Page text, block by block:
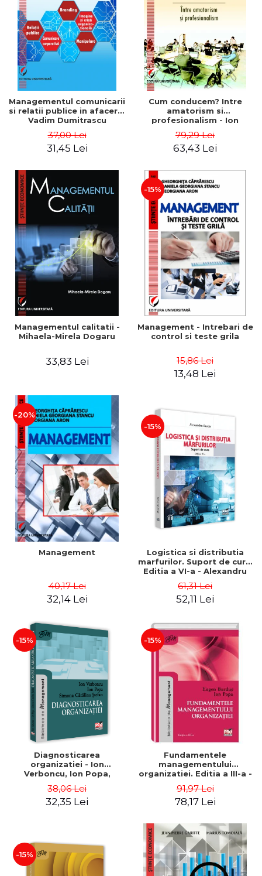
ADMINISTRATIVE
ȘTIINȚE ECONOMICE
ȘTIINȚE EXACTE
EDUCAȚIE FIZICĂ ȘI SPORT
PREUNIVERSITARIA
TIMP LIBER
ÎN CURS DE APARIȚIE
NOUTĂȚI
PACHETE DE STUDIU
PROMOȚIILE LUNII
ULTIMELE EXEMPLARE
Cum Cumpăr
Livrare
Politica de Retur
Formular de Retur
Distribuitori
Managementul comunicarii
si relatii publice in afaceri -
Vadim Dumitrascu
37,00 Lei
31,45 Lei
Cum conducem? Intre
amatorism si
profesionalism - Ion
79,29 Lei
63,43 Lei
Managementul calitatii -
Mihaela-Mirela Dogaru
33,83 Lei
-15%
Management - Intrebari de
control si teste grila
15,86 Lei
13,48 Lei
-20%
Management
40,17 Lei
32,14 Lei
-15%
Logistica si distributia
marfurilor. Suport de curs.
Editia a VI-a - Alexandru
61,31 Lei
52,11 Lei
-15%
Diagnosticarea
organizatiei - Ion
Verboncu, Ion Popa,
38,06 Lei
32,35 Lei
-15%
Fundamentele
managementului
organizatiei. Editia a III-a -
91,97 Lei
78,17 Lei
-15%